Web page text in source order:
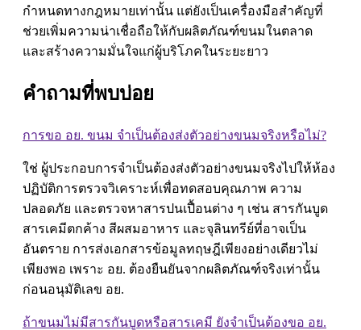
กำหนดทางกฎหมายเท่านั้น แต่ยังเป็นเครื่องมือสำคัญที่
ช่วยเพิ่มความน่าเชื่อถือให้กับผลิตภัณฑ์ขนมในตลาด
และสร้างความมั่นใจแก่ผู้บริโภคในระยะยาว
คำถามที่พบบ่อย
การขอ อย. ขนม จำเป็นต้องส่งตัวอย่างขนมจริงหรือไม่?
ใช่ ผู้ประกอบการจำเป็นต้องส่งตัวอย่างขนมจริงไปให้ห้อง
ปฏิบัติการตรวจวิเคราะห์เพื่อทดสอบคุณภาพ ความ
ปลอดภัย และตรวจหาสารปนเปื้อนต่าง ๆ เช่น สารกันบูด
สารเคมีตกค้าง สีผสมอาหาร และจุลินทรีย์ที่อาจเป็น
อันตราย การส่งเอกสารข้อมูลทฤษฎีเพียงอย่างเดียวไม่
เพียงพอ เพราะ อย. ต้องยืนยันจากผลิตภัณฑ์จริงเท่านั้น
ก่อนอนุมัติเลข อย.
ถ้าขนมไม่มีสารกันบูดหรือสารเคมี ยังจำเป็นต้องขอ อย.